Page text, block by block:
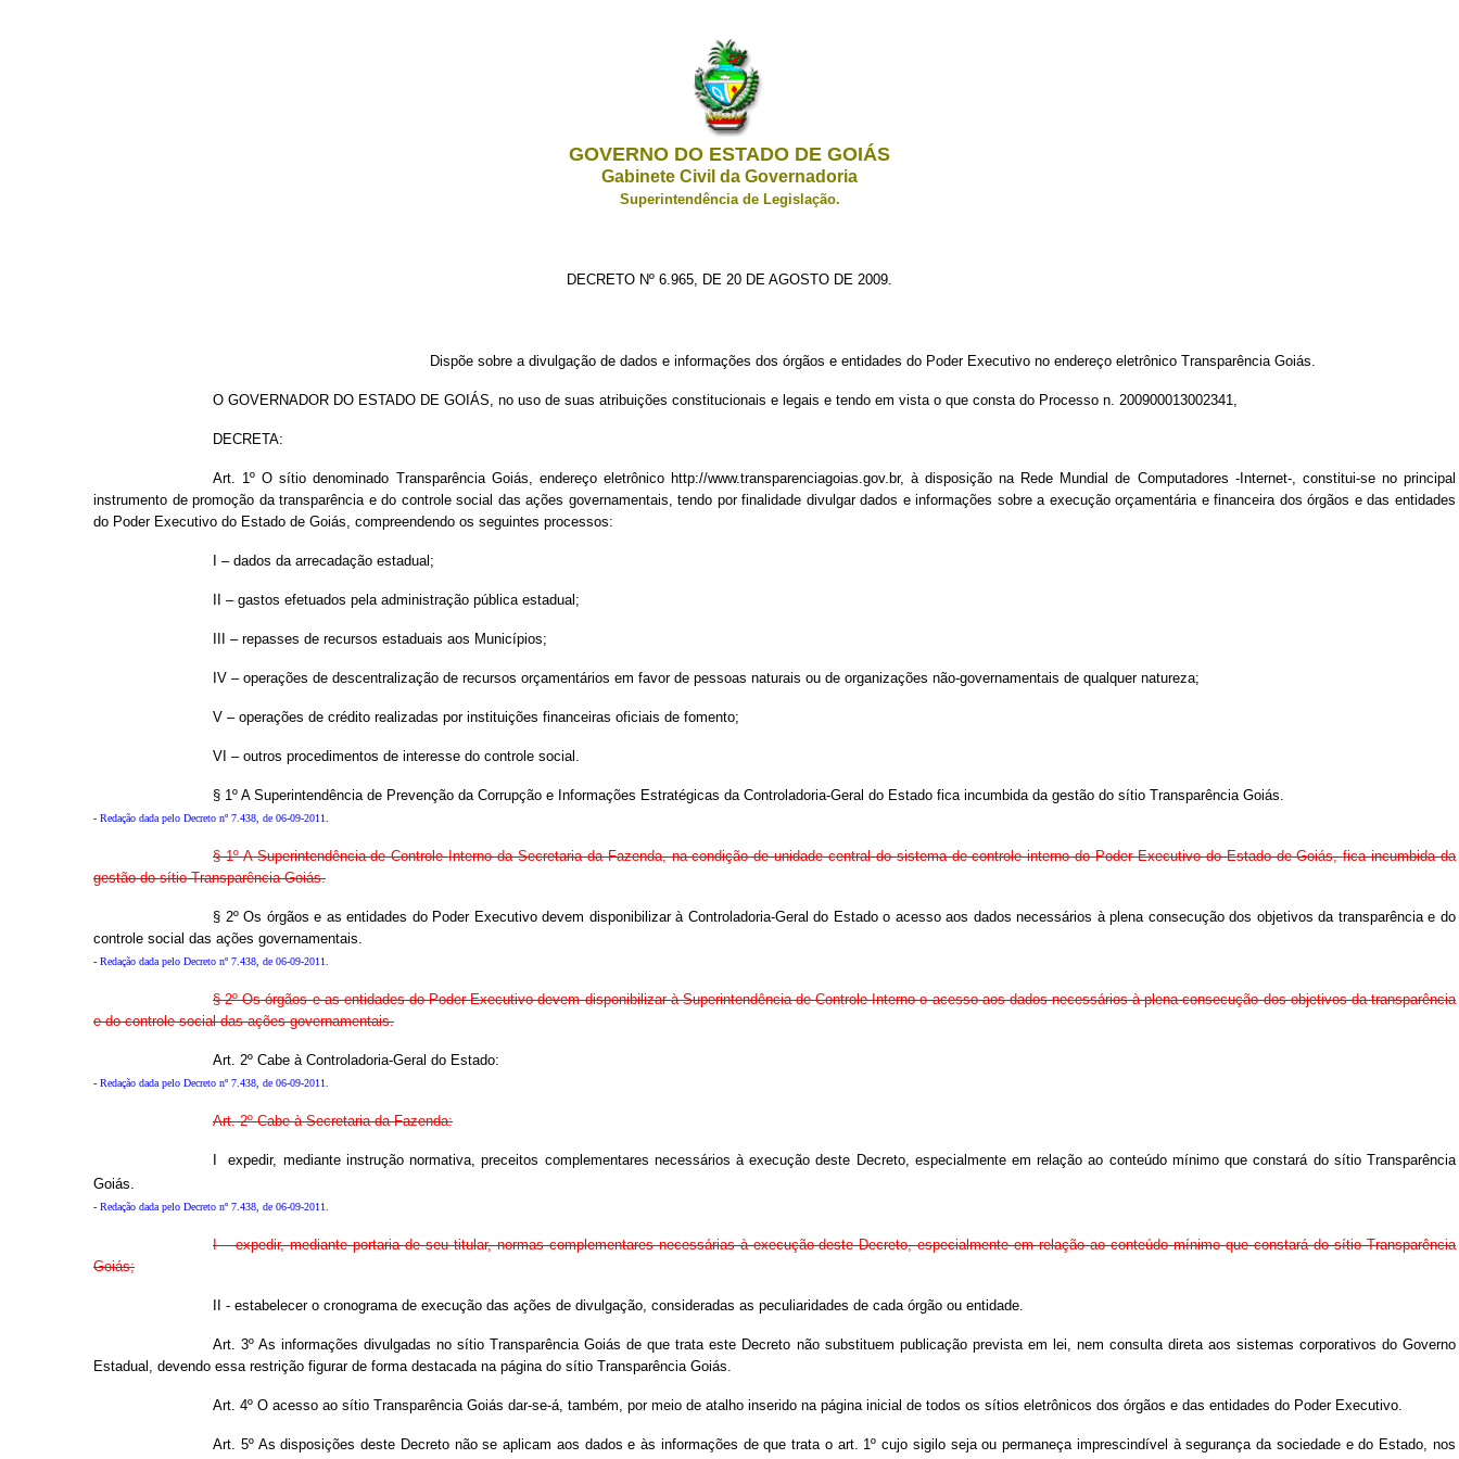
GOVERNO DO ESTADO DE GOIÁS
Gabinete Civil da Governadoria
Superintendência de Legislação.
DECRETO Nº 6.965, DE 20 DE AGOSTO DE 2009.
Dispõe sobre a divulgação de dados e informações dos órgãos e entidades do Poder Executivo no endereço eletrônico Transparência Goiás.
O GOVERNADOR DO ESTADO DE GOIÁS, no uso de suas atribuições constitucionais e legais e tendo em vista o que consta do Processo n. 200900013002341,
DECRETA:
Art. 1º O sítio denominado Transparência Goiás, endereço eletrônico http://www.transparenciagoias.gov.br, à disposição na Rede Mundial de Computadores -Internet-, constitui-se no principal
instrumento de promoção da transparência e do controle social das ações governamentais, tendo por finalidade divulgar dados e informações sobre a execução orçamentária e financeira dos órgãos e das entidades
do Poder Executivo do Estado de Goiás, compreendendo os seguintes processos:
I – dados da arrecadação estadual;
II – gastos efetuados pela administração pública estadual;
III – repasses de recursos estaduais aos Municípios;
IV – operações de descentralização de recursos orçamentários em favor de pessoas naturais ou de organizações não-governamentais de qualquer natureza;
V – operações de crédito realizadas por instituições financeiras oficiais de fomento;
VI – outros procedimentos de interesse do controle social.
§ 1º A Superintendência de Prevenção da Corrupção e Informações Estratégicas da Controladoria-Geral do Estado fica incumbida da gestão do sítio Transparência Goiás.
- Redação dada pelo Decreto nº 7.438, de 06-09-2011
§ 1º A Superintendência de Controle Interno da Secretaria da Fazenda, na condição de unidade central do sistema de controle interno do Poder Executivo do Estado de Goiás, fica incumbida da
gestão do sítio Transparência Goiás.
§ 2º Os órgãos e as entidades do Poder Executivo devem disponibilizar à Controladoria-Geral do Estado o acesso aos dados necessários à plena consecução dos objetivos da transparência e do
controle social das ações governamentais.
- Redação dada pelo Decreto nº 7.438, de 06-09-2011
§ 2º Os órgãos e as entidades do Poder Executivo devem disponibilizar à Superintendência de Controle Interno o acesso aos dados necessários à plena consecução dos objetivos da transparência
e do controle social das ações governamentais.
Art. 2º Cabe à Controladoria-Geral do Estado:
- Redação dada pelo Decreto nº 7.438, de 06-09-2011
Art. 2º Cabe à Secretaria da Fazenda:
I  expedir, mediante instrução normativa, preceitos complementares necessários à execução deste Decreto, especialmente em relação ao conteúdo mínimo que constará do sítio Transparência
Goiás.
- Redação dada pelo Decreto nº 7.438, de 06-09-2011
I – expedir, mediante portaria de seu titular, normas complementares necessárias à execução deste Decreto, especialmente em relação ao conteúdo mínimo que constará do sítio Transparência
Goiás;
II - estabelecer o cronograma de execução das ações de divulgação, consideradas as peculiaridades de cada órgão ou entidade.
Art. 3º As informações divulgadas no sítio Transparência Goiás de que trata este Decreto não substituem publicação prevista em lei, nem consulta direta aos sistemas corporativos do Governo
Estadual, devendo essa restrição figurar de forma destacada na página do sítio Transparência Goiás.
Art. 4º O acesso ao sítio Transparência Goiás dar-se-á, também, por meio de atalho inserido na página inicial de todos os sítios eletrônicos dos órgãos e das entidades do Poder Executivo.
Art. 5º As disposições deste Decreto não se aplicam aos dados e às informações de que trata o art. 1º cujo sigilo seja ou permaneça imprescindível à segurança da sociedade e do Estado, nos